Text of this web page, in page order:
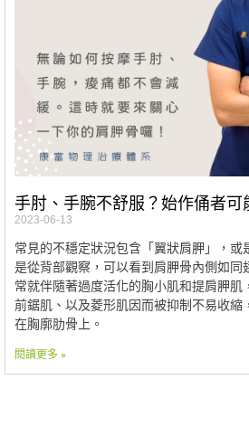
手肘、手腕不舒服？始作俑者可
2023-06-13
常見的不穩定狀況包含「翼狀肩胛」，或
是從背部觀察，可以看到肩胛骨內側如同
常就伴隨著過度活化的胸小肌和提肩胛肌
前鋸肌、以及菱形肌因而被抑制不易收縮
在胸廓肋骨上。
閱讀更多 »